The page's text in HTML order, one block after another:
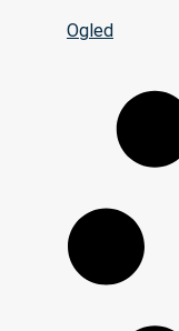
Ogled